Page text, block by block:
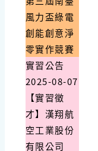
風力盃綠電
創能創意淨
零實作競賽
實習公告
2025-08-07
【實習徵
才】漢翔航
空工業股份
有限公司